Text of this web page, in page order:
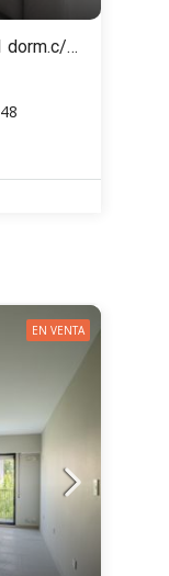
Dpto en VENTA-A ESTRENAR-1 dorm.c/balcón-MONET32-Sarmiento 1500, Centro, Rosario
48
EN VENTA